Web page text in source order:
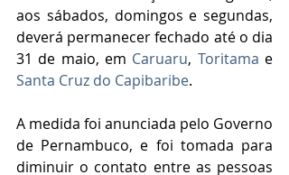
aos sábados, domingos e segundas,
deverá permanecer fechado até o dia
31 de maio, em Caruaru, Toritama
Santa Cruz do Capibaribe.
A medida foi anunciada pelo Governo
de Pernambuco, e foi tomada para
diminuir o contato entre as pessoas